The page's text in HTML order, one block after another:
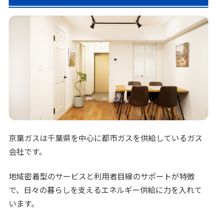
京葉ガスは千葉県を中心に都市ガスを供給しているガス
会社です。
地域密着型のサービスと利用者目線のサポートが特徴
で、日々の暮らしを支えるエネルギー供給に力を入れて
います。